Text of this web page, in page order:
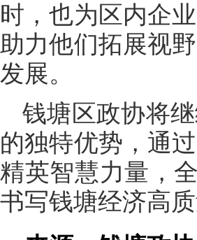
时，也为区内企
助力他们拓展视
发展。
钱塘区政协将
的独特优势，通
精英智慧力量，
书写钱塘经济高